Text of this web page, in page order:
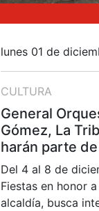
lunes 01 de
CULTURA
General
Gómez, La
harán parte
Del 4 al 8 de
Fiestas en honor
alcaldía, busca